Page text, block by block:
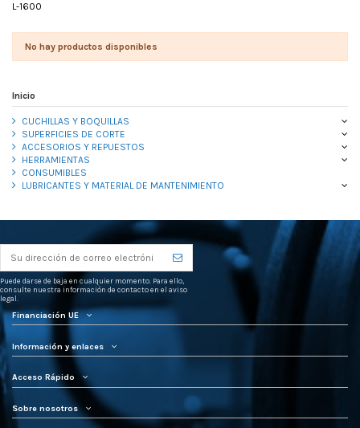
L-1600
No hay productos disponibles
Inicio
CUCHILLAS Y BOQUILLAS
SUPERFICIES DE CORTE
ACCESORIOS Y REPUESTOS
HERRAMIENTAS
CONSUMIBLES
LUBRICANTES Y MATERIAL DE MANTENIMIENTO
Puede darse de baja en cualquier momento. Para ello,
consulte nuestra información de contacto en el aviso
legal.
Financiación UE
Información y enlaces
Acceso Rápido
Sobre nosotros